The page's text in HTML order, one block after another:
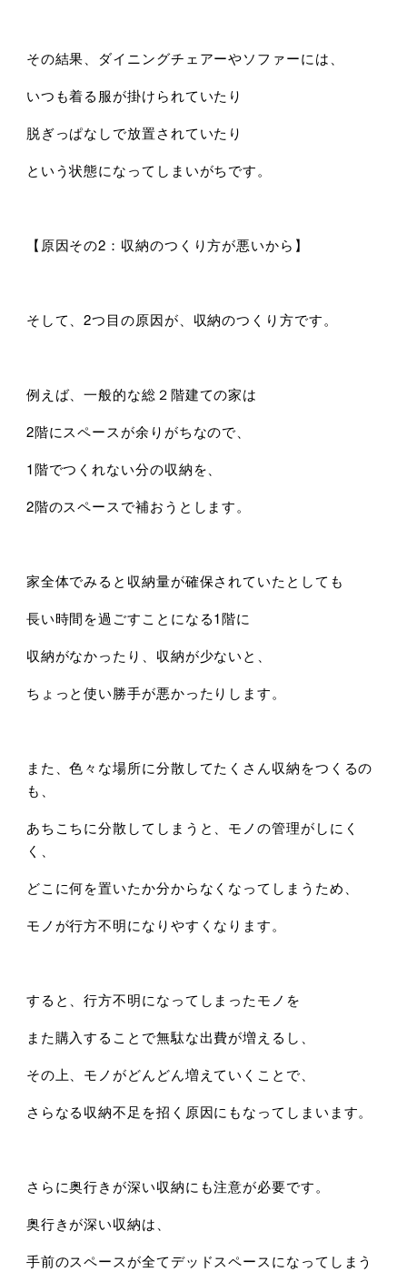
その結果、ダイニングチェアーやソファーには、
いつも着る服が掛けられていたり
脱ぎっぱなしで放置されていたり
という状態になってしまいがちです。
【原因その2：収納のつくり方が悪いから】
そして、2つ目の原因が、収納のつくり方です。
例えば、一般的な総２階建ての家は
2階にスペースが余りがちなので、
1階でつくれない分の収納を、
2階のスペースで補おうとします。
家全体でみると収納量が確保されていたとしても
長い時間を過ごすことになる1階に
収納がなかったり、収納が少ないと、
ちょっと使い勝手が悪かったりします。
また、色々な場所に分散してたくさん収納をつくるの
も、
あちこちに分散してしまうと、モノの管理がしにく
く、
どこに何を置いたか分からなくなってしまうため、
モノが行方不明になりやすくなります。
すると、行方不明になってしまったモノを
また購入することで無駄な出費が増えるし、
その上、モノがどんどん増えていくことで、
さらなる収納不足を招く原因にもなってしまいます。
さらに奥行きが深い収納にも注意が必要です。
奥行きが深い収納は、
手前のスペースが全てデッドスペースになってしまう